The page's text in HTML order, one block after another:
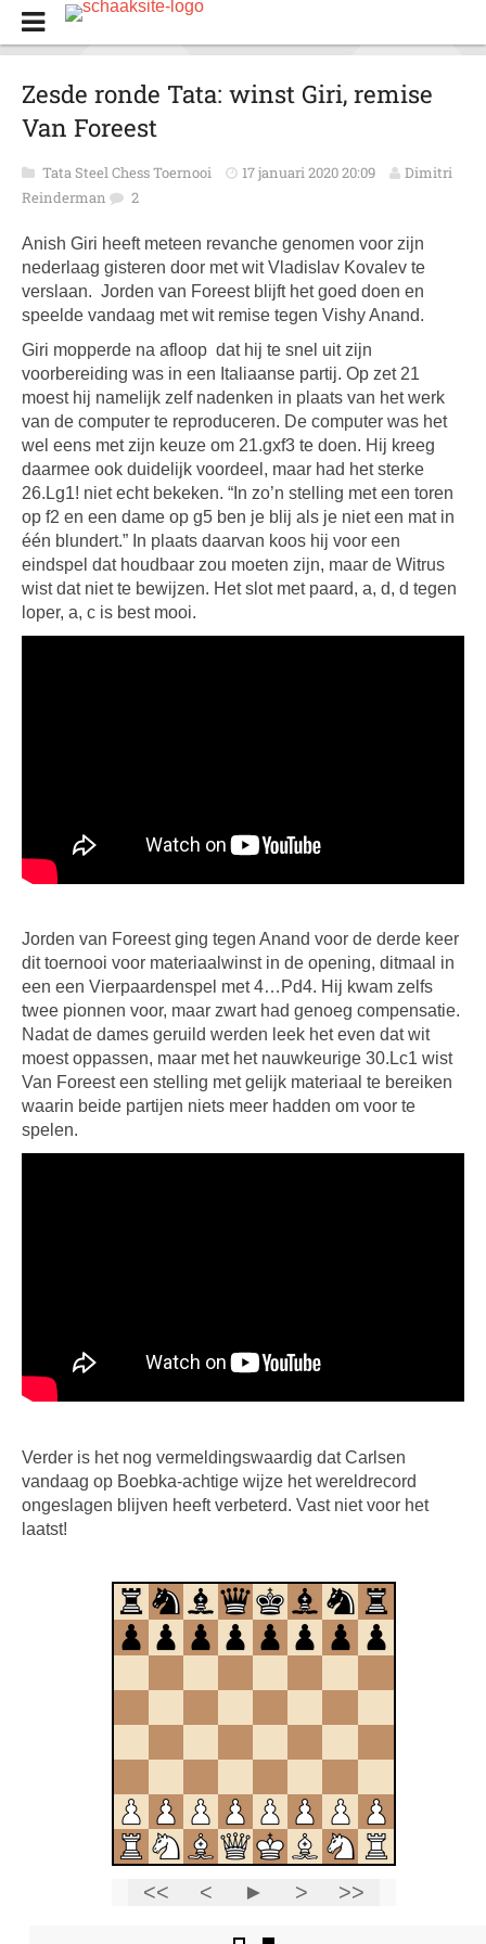
Zesde ronde Tata: winst Giri, remise
Van Foreest
Tata Steel Chess Toernooi 17 januari 2020 20:09
Dimitri
Reinderman
2
Anish Giri heeft meteen revanche genomen voor zijn
nederlaag gisteren door met wit Vladislav Kovalev te
verslaan. Jorden van Foreest blijft het goed doen en
speelde vandaag met wit remise tegen Vishy Anand.
Giri mopperde na afloop dat hij te snel uit zijn
voorbereiding was in een Italiaanse partij. Op zet 21
moest hij namelijk zelf nadenken in plaats van het werk
van de computer te reproduceren. De computer was het
wel eens met zijn keuze om 21.gxf3 te doen. Hij kreeg
daarmee ook duidelijk voordeel, maar had het sterke
26.Lg1! niet echt bekeken. “In zo’n stelling met een toren
op f2 en een dame op g5 ben je blij als je niet een mat in
één blundert.” In plaats daarvan koos hij voor een
eindspel dat houdbaar zou moeten zijn, maar de Witrus
wist dat niet te bewijzen. Het slot met paard, a, d, d tegen
loper, a, c is best mooi.
Jorden van Foreest ging tegen Anand voor de derde keer
dit toernooi voor materiaalwinst in de opening, ditmaal in
een een Vierpaardenspel met 4…Pd4. Hij kwam zelfs
twee pionnen voor, maar zwart had genoeg compensatie.
Nadat de dames geruild werden leek het even dat wit
moest oppassen, maar met het nauwkeurige 30.Lc1 wist
Van Foreest een stelling met gelijk materiaal te bereiken
waarin beide partijen niets meer hadden om voor te
spelen.
Verder is het nog vermeldingswaardig dat Carlsen
vandaag op Boebka-achtige wijze het wereldrecord
ongeslagen blijven heeft verbeterd. Vast niet voor het
laatst!